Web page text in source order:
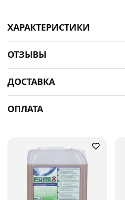
ХАРАКТЕРИСТИКИ
ОТЗЫВЫ
ДОСТАВКА
ОПЛАТА